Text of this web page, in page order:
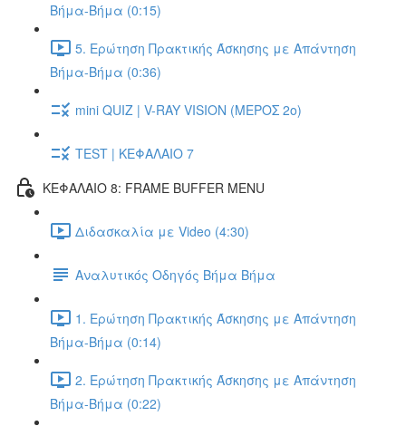
Βήμα-Βήμα (0:15)
5. Ερώτηση Πρακτικής Άσκησης με Απάντηση
Βήμα-Βήμα (0:36)
mini QUIZ | V-RAY VISION (ΜΕΡΟΣ 2ο)
TEST | ΚΕΦΑΛΑΙΟ 7
ΚΕΦΑΛΑΙΟ 8: FRAME BUFFER MENU
Διδασκαλία με Video (4:30)
Αναλυτικός Οδηγός Βήμα Βήμα
1. Ερώτηση Πρακτικής Άσκησης με Απάντηση
Βήμα-Βήμα (0:14)
2. Ερώτηση Πρακτικής Άσκησης με Απάντηση
Βήμα-Βήμα (0:22)